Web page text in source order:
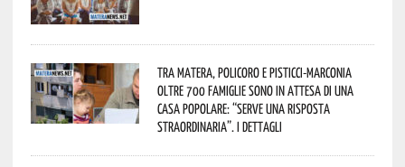
Tra Matera, Policoro e Pisticci-Marconia
oltre 700 famiglie sono in attesa di una
casa popolare: “serve una risposta
straordinaria”. I dettagli